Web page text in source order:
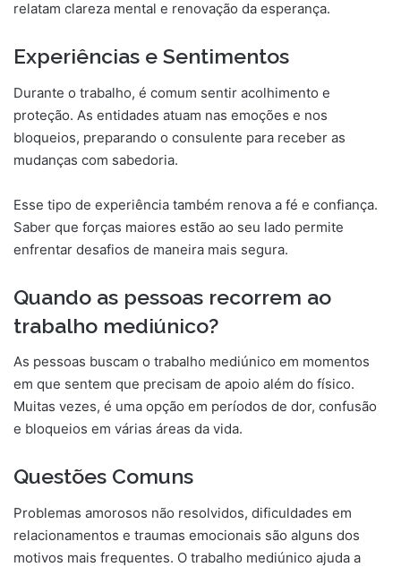
relatam clareza mental e renovação da esperança.
Experiências e Sentimentos
Durante o trabalho, é comum sentir acolhimento e
proteção. As entidades atuam nas emoções e nos
bloqueios, preparando o consulente para receber as
mudanças com sabedoria.
Esse tipo de experiência também renova a fé e confiança.
Saber que forças maiores estão ao seu lado permite
enfrentar desafios de maneira mais segura.
Quando as pessoas recorrem ao
trabalho mediúnico?
As pessoas buscam o trabalho mediúnico em momentos
em que sentem que precisam de apoio além do físico.
Muitas vezes, é uma opção em períodos de dor, confusão
e bloqueios em várias áreas da vida.
Questões Comuns
Problemas amorosos não resolvidos, dificuldades em
relacionamentos e traumas emocionais são alguns dos
motivos mais frequentes. O trabalho mediúnico ajuda a